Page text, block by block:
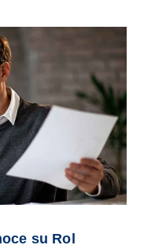
su Rol